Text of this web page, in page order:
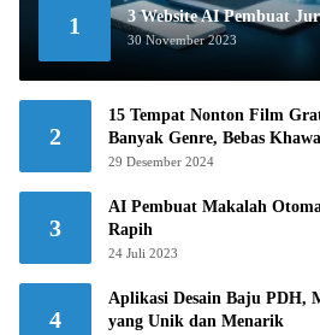
1 3 Website AI Pembuat
30 November 2023
2
15 Tempat Nonton Film
Banyak Genre, Bebas
29 Desember 2024
3
AI Pembuat Makalah
Rapih
24 Juli 2023
4
Aplikasi Desain Baju PDH,
yang Unik dan Menarik